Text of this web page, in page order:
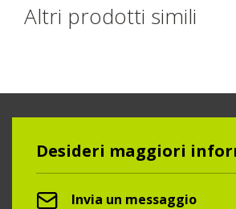
Altri prodotti simili
Desideri maggiori
Invia un messaggio